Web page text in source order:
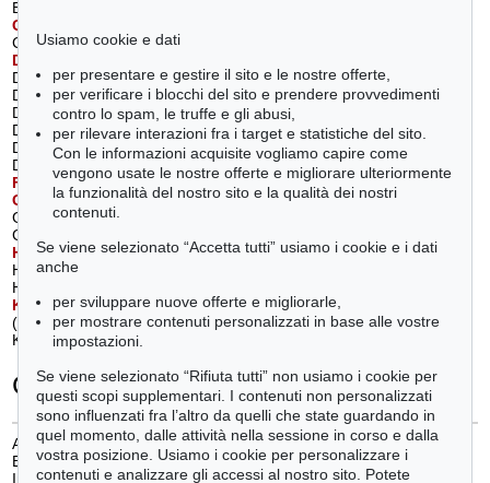
C
Cucuel, Edward (1)
D
Defregger, Franz von (1)
Deutschland (1)
Deutschrömer (1)
Diefenbach, Karl Wilhelm (1)
Dillis, Johann Georg von (1)
Douzette, Louis (1)
F
rey, Johann Jakob(1)
G
erlach, Georg(1)
H
agemeister, Karl(4)
K
aulbach, Friedrich August von
(1)
Knab, Ferdinand (1)
Sperl, Johann (1)
Spitzweg, Carl (1)
Stuck, Franz von (4)
Thoma, Hans(3)
Trübner, Wilhelm (1)
Vetter, Charles (Karl)(1)
Vogeler, Heinrich (1)
Wopfner, Joseph (3)
Categorie
Arte figurativa dal 1900 al 1930 (3)
Biedermeier(1)
Impressionismo(9)
Usiamo cookie e dati
per presentare e gestire il sito e le nostre offerte,
per verificare i blocchi del sito e prendere provvedimenti
contro lo spam, le truffe e gli abusi,
per rilevare interazioni fra i target e statistiche del sito.
Con le informazioni acquisite vogliamo capire come
vengono usate le nostre offerte e migliorare ulteriormente
la funzionalità del nostro sito e la qualità dei nostri
contenuti.
Se viene selezionato “Accetta tutti” usiamo i cookie e i dati
anche
per sviluppare nuove offerte e migliorarle,
per mostrare contenuti personalizzati in base alle vostre
impostazioni.
Se viene selezionato “Rifiuta tutti” non usiamo i cookie per
questi scopi supplementari. I contenuti non personalizzati
sono influenzati fra l’altro da quelli che state guardando in
quel momento, dalle attività nella sessione in corso e dalla
vostra posizione. Usiamo i cookie per personalizzare i
contenuti e analizzare gli accessi al nostro sito. Potete